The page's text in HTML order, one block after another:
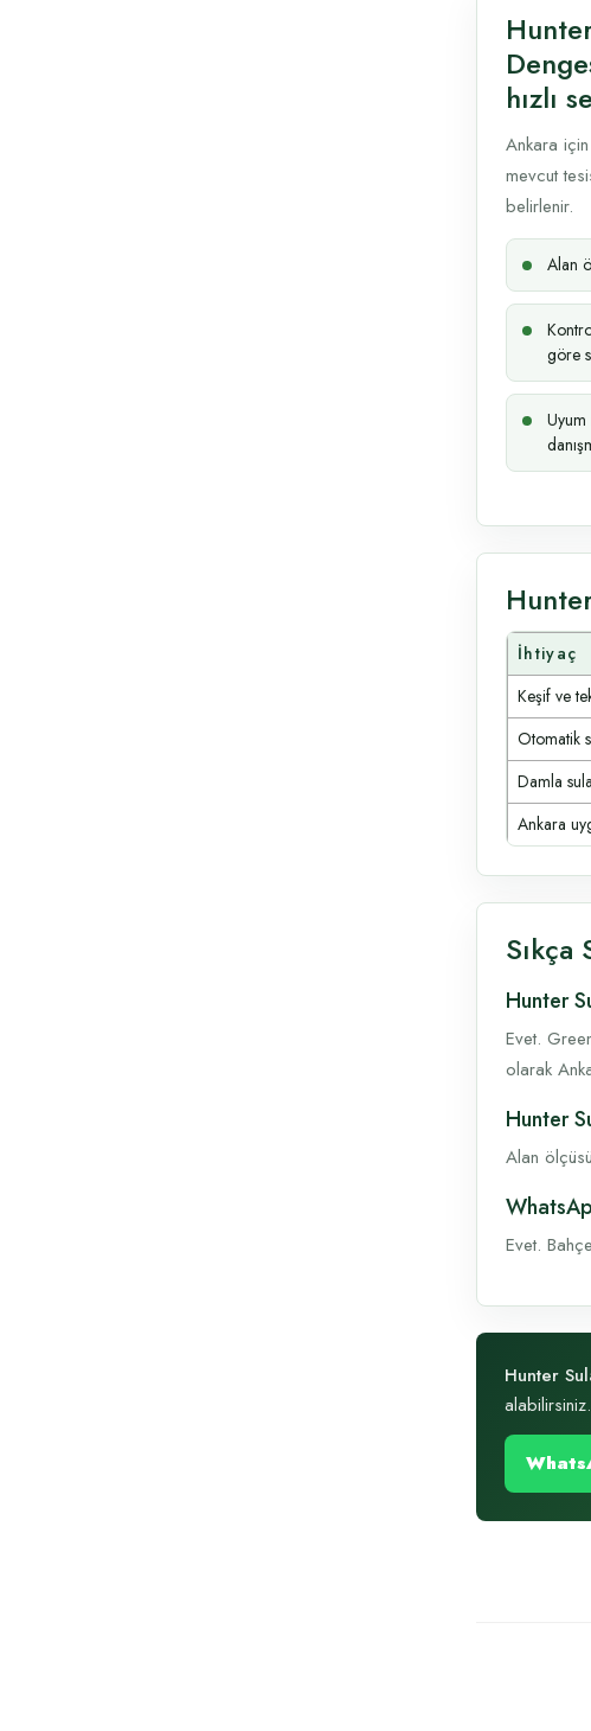
hızlı
Ankara
mevcut
belirlenir.
Alan
göre
Uyum
İhtiyaç
Keşif ve
Otomatik
Damla
Ankara
Sıkça
Hunter
Evet.
olarak
Hunter
Alan
Evet.
Hunter
alabilirsiniz.